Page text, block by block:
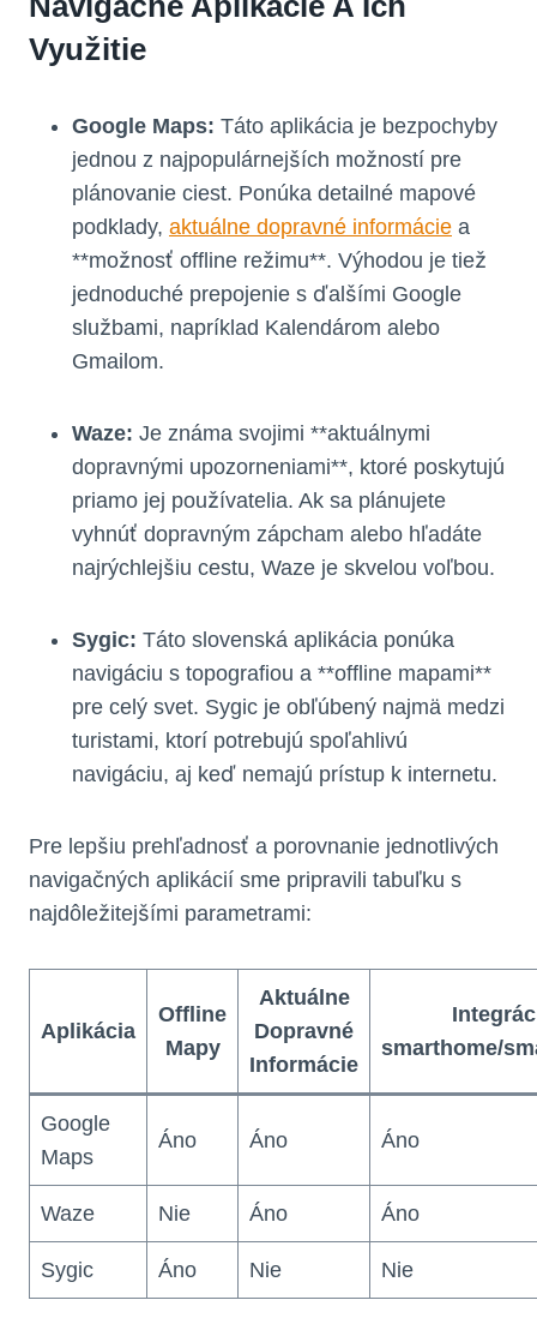
Využitie
Google Maps: Táto aplikácia je bezpochyby
jednou z najpopulárnejších možností pre
plánovanie ciest. Ponúka detailné mapové
podklady, aktuálne dopravné informácie a
**možnosť offline režimu**. Výhodou je tiež
jednoduché prepojenie s ďalšími Google
službami, napríklad Kalendárom alebo
Gmailom.
Waze: Je známa svojimi **aktuálnymi
dopravnými upozorneniami**, ktoré poskytujú
priamo jej používatelia. Ak sa plánujete
vyhnúť dopravným zápcham alebo hľadáte
najrýchlejšiu cestu, Waze je skvelou voľbou.
Sygic: Táto slovenská aplikácia ponúka
navigáciu s topografiou a **offline mapami**
pre celý svet. Sygic je obľúbený najmä medzi
turistami, ktorí potrebujú spoľahlivú
navigáciu, aj keď nemajú prístup k internetu.
Pre lepšiu prehľadnosť a porovnanie jednotlivých
navigačných aplikácií sme pripravili tabuľku s
najdôležitejšími parametrami:
Aplikácia
Offline
Mapy
Aktuálne
Dopravné
Informácie
smarthome/
Google
Maps
Áno Áno Áno
Waze Nie Áno Áno
Sygic Áno Nie Nie